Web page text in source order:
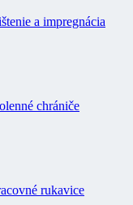
a impregnácia
chrániče
rukavice